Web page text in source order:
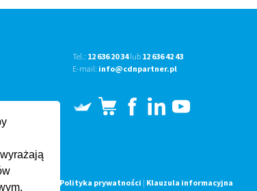
Tel.: 12 636 20 34 lub 12 636 42 43
E-mail: info@cdnpartner.pl
sp. z o.o. | Polityka prywatności | Klauzula informacyjna